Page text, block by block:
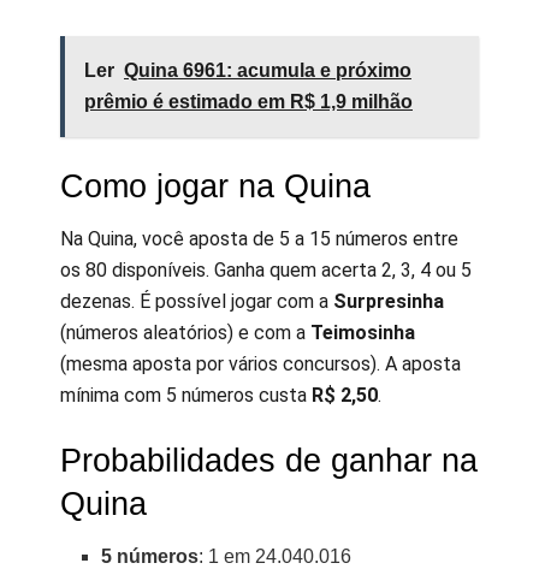
Ler Quina 6961: acumula e próximo
prêmio é estimado em R$ 1,9 milhão
Como jogar na Quina
Na Quina, você aposta de 5 a 15 números entre
os 80 disponíveis. Ganha quem acerta 2, 3, 4 ou 5
dezenas. É possível jogar com a Surpresinha
(números aleatórios) e com a Teimosinha
(mesma aposta por vários concursos). A aposta
mínima com 5 números custa R$ 2,50.
Probabilidades de ganhar na
Quina
5 números: 1 em 24.040.016